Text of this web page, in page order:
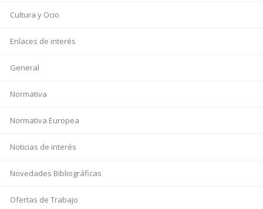
Cultura y Ocio
Enlaces de interés
General
Normativa
Normativa Europea
Noticias de interés
Novedades Bibliográficas
Ofertas de Trabajo